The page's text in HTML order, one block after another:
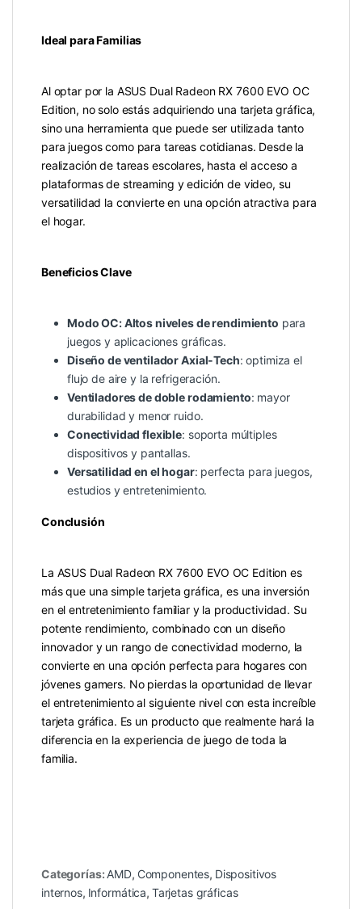
Ideal para Familias
Al optar por la ASUS Dual Radeon RX 7600 EVO OC
Edition, no solo estás adquiriendo una tarjeta gráfica,
sino una herramienta que puede ser utilizada tanto
para juegos como para tareas cotidianas. Desde la
realización de tareas escolares, hasta el acceso a
plataformas de streaming y edición de video, su
versatilidad la convierte en una opción atractiva para
el hogar.
Beneficios Clave
Modo OC: Altos niveles de rendimiento para
juegos y aplicaciones gráficas.
Diseño de ventilador Axial-Tech: optimiza el
flujo de aire y la refrigeración.
Ventiladores de doble rodamiento: mayor
durabilidad y menor ruido.
Conectividad flexible: soporta múltiples
dispositivos y pantallas.
Versatilidad en el hogar: perfecta para juegos,
estudios y entretenimiento.
Conclusión
La ASUS Dual Radeon RX 7600 EVO OC Edition es
más que una simple tarjeta gráfica, es una inversión
en el entretenimiento familiar y la productividad. Su
potente rendimiento, combinado con un diseño
innovador y un rango de conectividad moderno, la
convierte en una opción perfecta para hogares con
jóvenes gamers. No pierdas la oportunidad de llevar
el entretenimiento al siguiente nivel con esta increíble
tarjeta gráfica. Es un producto que realmente hará la
diferencia en la experiencia de juego de toda la
familia.
Categorías: AMD, Componentes, Dispositivos
internos, Informática, Tarjetas gráficas